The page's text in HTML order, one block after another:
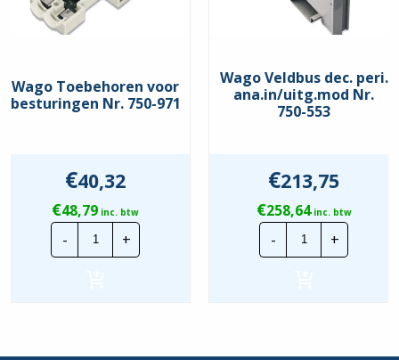
Aantal interfaces PROFINET
IP20
Bijbehorend bedrijfsmiddel
Bluetooth-netwerk
standaard
Wago Toebehoren voor
besturingen Nr. 750-971
€40,32
€48,79 inc. btw
-
Wago
Toebehoren
voor
+
Wago Veldbus dec. peri.
ana.in/uitg.mod Nr.
750-553
€213,75
€258,64inc. btw
-
Wago
Veldbus
dec.
+